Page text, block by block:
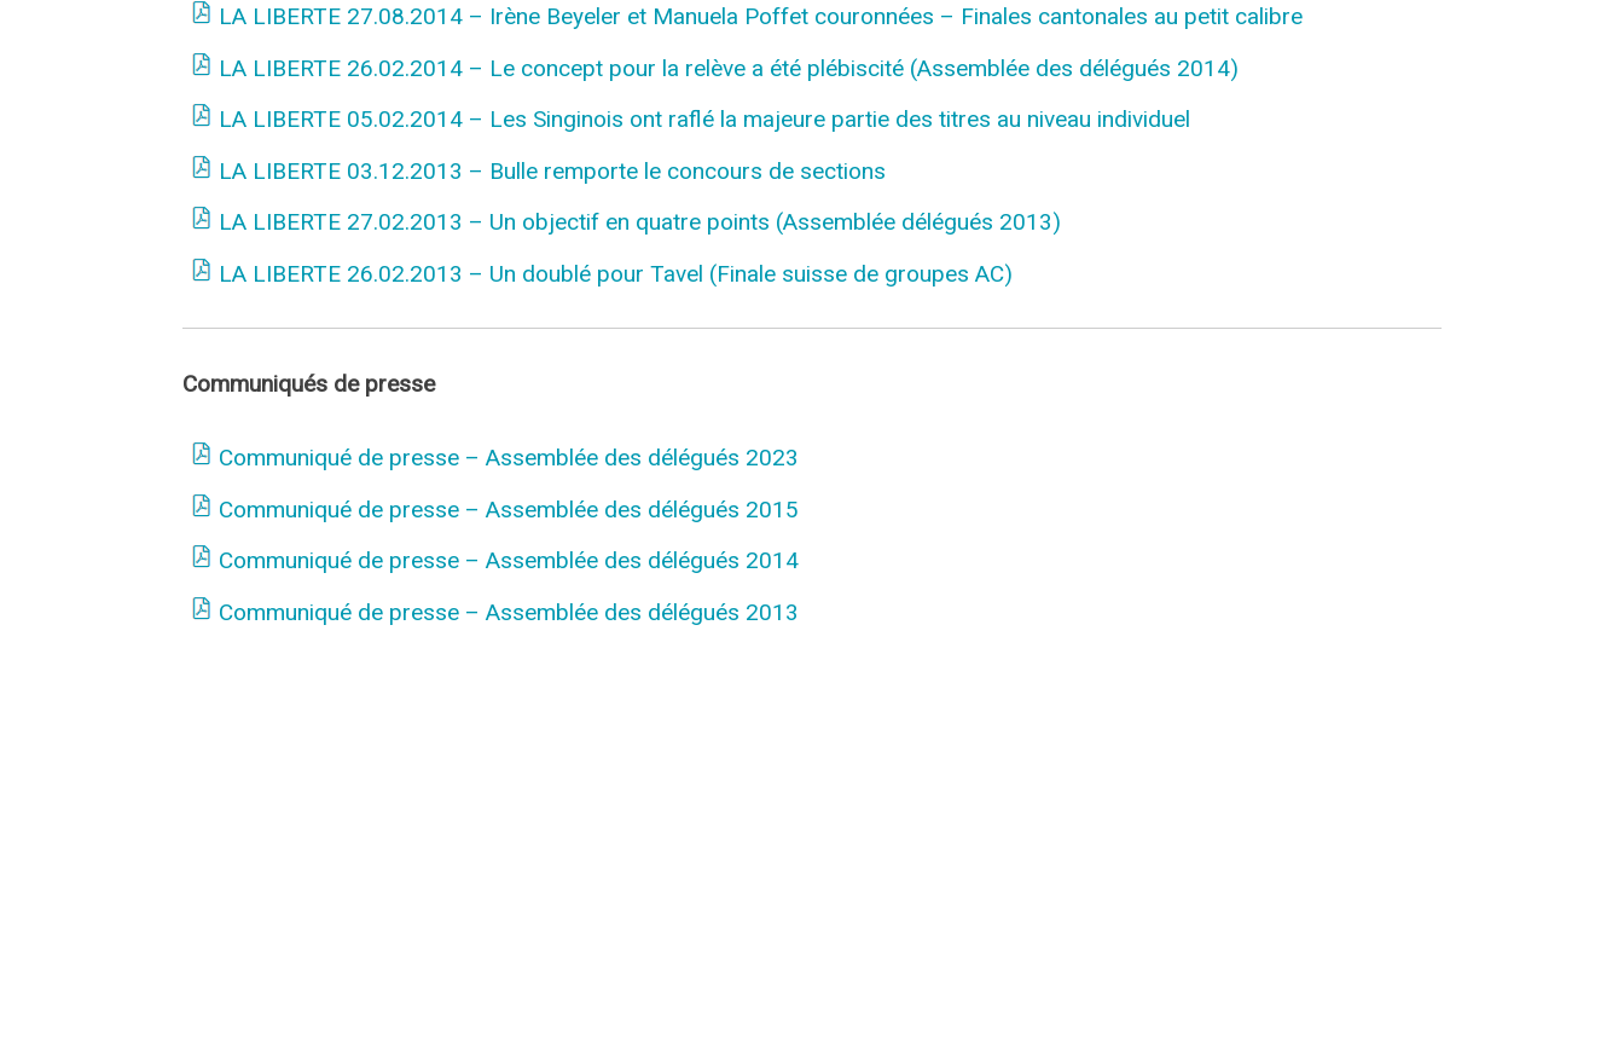
LA LIBERTE 27.08.2014 – Irène Beyeler et Manuela Poffet couronnées – Finales cantonales au petit calibre
LA LIBERTE 26.02.2014 – Le concept pour la relève a été plébiscité (Assemblée des délégués 2014)
LA LIBERTE 05.02.2014 – Les Singinois ont raflé la majeure partie des titres au niveau individuel
LA LIBERTE 03.12.2013 – Bulle remporte le concours de sections
LA LIBERTE 27.02.2013 – Un objectif en quatre points (Assemblée délégués 2013)
LA LIBERTE 26.02.2013 – Un doublé pour Tavel (Finale suisse de groupes AC)
Communiqués de presse
Communiqué de presse – Assemblée des délégués 2023
Communiqué de presse – Assemblée des délégués 2015
Communiqué de presse – Assemblée des délégués 2014
Communiqué de presse – Assemblée des délégués 2013